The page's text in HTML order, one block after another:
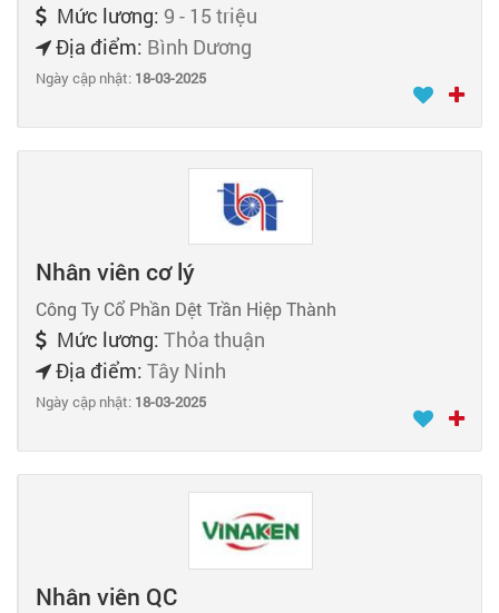
Mức lương: 9 - 15 triệu
Địa điểm: Bình Dương
Ngày cập nhật: 18-03-2025
Nhân viên cơ lý
Công Ty Cổ Phần Dệt Trần Hiệp Thành
Mức lương: Thỏa thuận
Địa điểm: Tây Ninh
Ngày cập nhật: 18-03-2025
Nhân viên QC